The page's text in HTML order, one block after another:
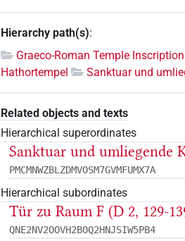
Hierarchy path(s):
Graeco-Roman Temple
Hathortempel
Sanktuar und
Related objects and texts
Hierarchical superordinates
Sanktuar und umliegende
PMCMNWZBLZDMVOSM7GVMFUMX7A
Hierarchical subordinates
Tür zu Raum F (D 2, 129-
QNE2NV2OOVH2BOQ2HNJSIW5PB4